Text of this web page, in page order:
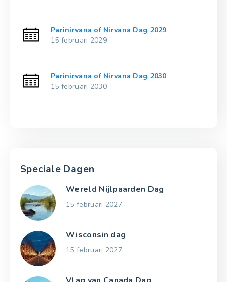
Parinirvana of Nirvana Dag 2029
15 februari 2029
Parinirvana of Nirvana Dag 2030
15 februari 2030
Speciale Dagen
Wereld Nijlpaarden Dag
15 februari 2027
Wisconsin dag
15 februari 2027